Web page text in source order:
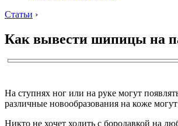
Статьи ›
Как вывести шипицы на
На ступнях ног или на руке могут
различные новообразования на коже
Никто не хочет ходить с бородавкой на